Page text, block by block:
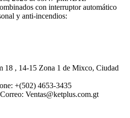
con interruptor automático
y anti-incendios:
18 , 14-15 Zona 1 de Mixco, Ciudad
+(502) 4653-3435
Correo: Ventas@ketplus.com.gt